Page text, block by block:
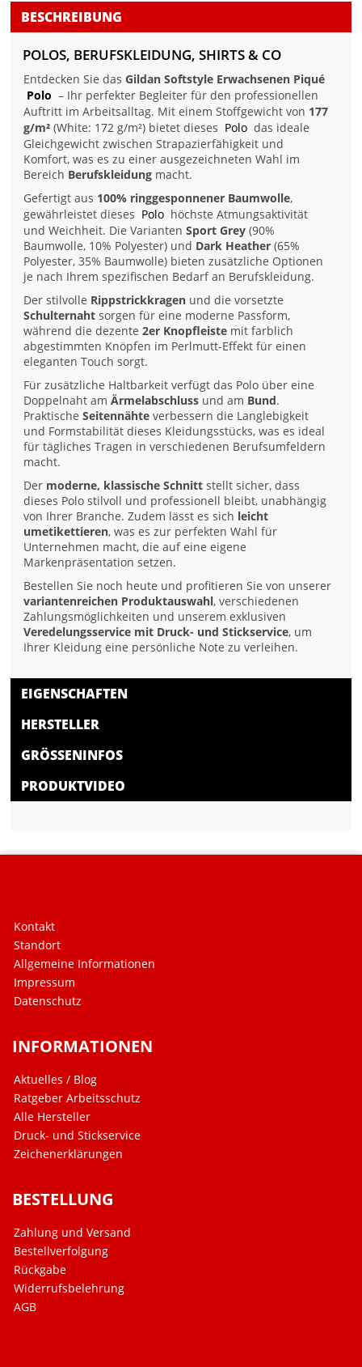
BESCHREIBUNG
POLOS, BERUFSKLEIDUNG, SHIRTS & CO
Entdecken Sie dasGildan Softstyle Erwachsenen Piqué
Polo – Ihr perfekter Begleiter für den professionellen
Auftritt im Arbeitsalltag. Mit einem Stoffgewicht von 177
g/m² (White: 172 g/m²) bietet dieses Polo das ideale
Gleichgewicht zwischen Strapazierfähigkeit und
Komfort, was es zu einer ausgezeichneten Wahl im
Bereich Berufskleidung macht.
Gefertigt aus 100% ringgesponnener Baumwolle,
gewährleistet dieses Polo höchste Atmungsaktivität
und Weichheit. Die VariantenSport Grey (90%
Baumwolle, 10% Polyester) und Dark Heather (65%
Polyester, 35% Baumwolle) bieten zusätzliche Optionen
je nach Ihrem spezifischen Bedarf an Berufskleidung.
Der stilvolle Rippstrickkragen und die vorsetzte
Schulternaht sorgen für eine moderne Passform,
während die dezente2er Knopfleiste mit farblich
abgestimmten Knöpfen im Perlmutt-Effekt für einen
eleganten Touch sorgt.
Für zusätzliche Haltbarkeit verfügt das Polo über eine
Doppelnaht amÄrmelabschluss und am Bund.
PraktischeSeitennähte verbessern die Langlebigkeit
und Formstabilität dieses Kleidungsstücks, was es ideal
für tägliches Tragen in verschiedenen Berufsumfeldern
macht.
Der moderne, klassische Schnitt stellt sicher, dass
dieses Polo stilvoll und professionell bleibt, unabhängig
von Ihrer Branche. Zudem lässt es sich leicht
umetikettieren, was es zur perfekten Wahl für
Unternehmen macht, die auf eine eigene
Markenpräsentation setzen.
Bestellen Sie noch heute und profitieren Sie von unserer
variantenreichen Produktauswahl, verschiedenen
Zahlungsmöglichkeiten und unserem exklusiven
Veredelungsservice mit Druck- und Stickservice, um
Ihrer Kleidung eine persönliche Note zu verleihen.
EIGENSCHAFTEN
HERSTELLER
GRÖSSENINFOS
PRODUKTVIDEO
Kontakt
Standort
Allgemeine Informationen
Impressum
Datenschutz
INFORMATIONEN
Aktuelles / Blog
Ratgeber Arbeitsschutz
Alle Hersteller
Druck- und Stickservice
Zeichenerklärungen
BESTELLUNG
Zahlung und Versand
Bestellverfolgung
Rückgabe
Widerrufsbelehrung
AGB